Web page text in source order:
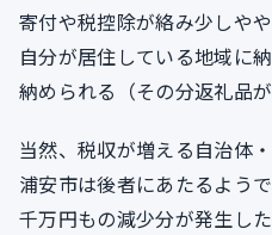
寄付や税控除が絡み少しや
自分が居住している地域に
納められる（その分返礼品
当然、税収が増える自治体
浦安市は後者にあたるよう
千万円もの減少分が発生した